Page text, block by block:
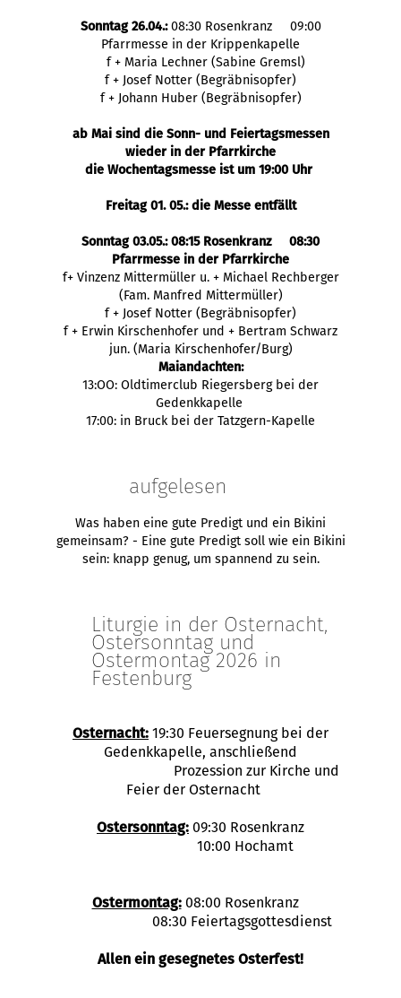
Sonntag 26.04.:08:30 Rosenkranz 09:00
Pfarrmesse in der Krippenkapelle
f + Maria Lechner (Sabine Gremsl)
f + Josef Notter (Begräbnisopfer)
f + Johann Huber (Begräbnisopfer)
ab Mai sind die Sonn- und Feiertagsmessen
wieder in der Pfarrkirche
die Wochentagsmesse ist um 19:00 Uhr
Freitag 01. 05.: die Messe entfällt
Sonntag 03.05.: 08:15 Rosenkranz 08:30
Pfarrmesse in der Pfarrkirche
f+ Vinzenz Mittermüller u. + Michael Rechberger
(Fam. Manfred Mittermüller)
f + Josef Notter (Begräbnisopfer)
f + Erwin Kirschenhofer und + Bertram Schwarz
jun. (Maria Kirschenhofer/Burg)
Maiandachten:
13:OO: Oldtimerclub Riegersberg bei der
Gedenkkapelle
17:00: in Bruck bei der Tatzgern-Kapelle
aufgelesen
Was haben eine gute Predigt und ein Bikini
gemeinsam? - Eine gute Predigt soll wie ein Bikini
sein: knapp genug, um spannend zu sein.
Liturgie in der Osternacht,
Ostersonntag und
Ostermontag 2026 in
Festenburg
Osternacht: 19:30 Feuersegnung bei der
Gedenkkapelle, anschließend
Prozession zur Kirche und
Feier der Osternacht
Ostersonntag: 09:30 Rosenkranz
10:00 Hochamt
Ostermontag:08:00 Rosenkranz
08:30 Feiertagsgottesdienst
Allen ein gesegnetes Osterfest!